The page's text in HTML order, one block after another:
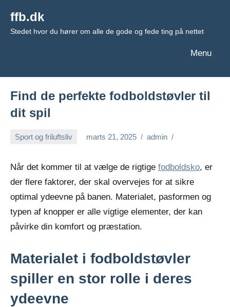
indhold
ffb.dk
Stedet hvor du hører om alle de gode og fede ting på nettet
Menu
Find de perfekte fodboldstøvler til
dit spil
Sport og friluftsliv marts 21, 2025 admin
Når det kommer til at vælge de rigtige fodboldsko, er
der flere faktorer, der skal overvejes for at sikre
optimal ydeevne på banen. Materialet, pasformen og
typen af knopper er alle vigtige elementer, der kan
påvirke din komfort og præstation.
Materialet i fodboldstøvler
spiller en stor rolle i deres
ydeevne